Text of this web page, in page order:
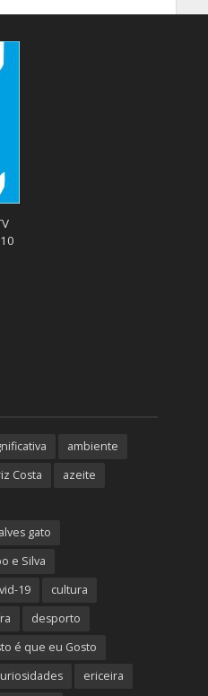
ambiente
Costa
azeite
gato
e Silva
19
cultura
desporto
é que eu Gosto
ericeira